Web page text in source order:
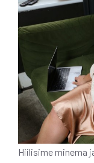
Hiilisime minema